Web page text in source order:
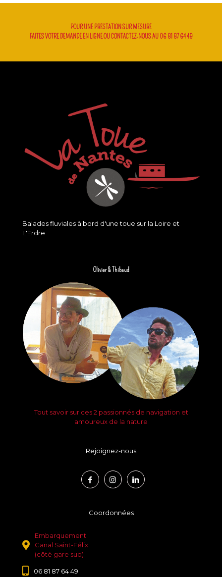
POUR UNE PRESTATION SUR MESURE
FAITES VOTRE DEMANDE EN LIGNE OU CONTACTEZ-NOUS AU 06 81 87 64 49
Balades fluviales à bord d'une toue sur la Loire et
L'Erdre
Olivier & Thibaud
Tout savoir sur ces 2 passionnés de navigation et
amoureux de la nature
Rejoignez-nous
Coordonnées
Embarquement
Canal Saint-Félix
(côté gare sud)
06 81 87 64 49